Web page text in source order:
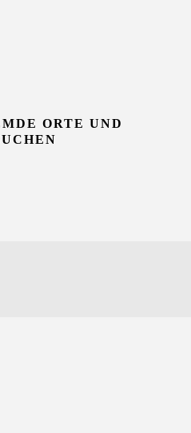
ORTE UND